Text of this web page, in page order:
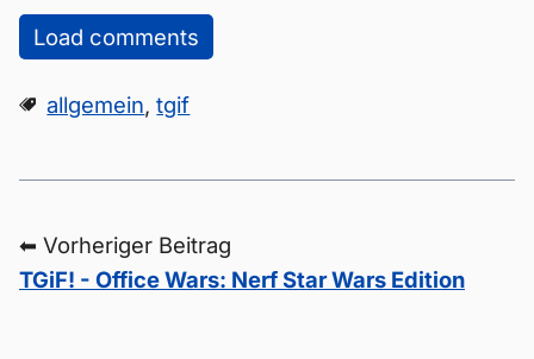
Load comments
allgemein,tgif
⬅ Vorheriger Beitrag
TGiF! - Office Wars: Nerf Star Wars Edition